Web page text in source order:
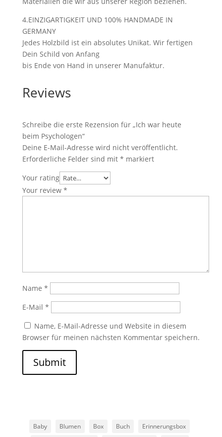
4.EINZIGARTIGKEIT UND 100% HANDMADE IN
GERMANY
Jedes Holzbild ist ein absolutes Unikat. Wir fertigen
Dein Schild von Anfang
bis Ende von Hand in unserer Manufaktur.
Reviews
Schreibe die erste Rezension für „Ich war heute
beim Psychologen“
Deine E-Mail-Adresse wird nicht veröffentlicht.
Erforderliche Felder sind mit * markiert
Your rating
Your review *
Name *
E-Mail *
Name, E-Mail-Adresse und Website in diesem
Browser für meinen nächsten Kommentar speichern.
Submit
Baby Blumen Box Buch
Erinnerungsbox